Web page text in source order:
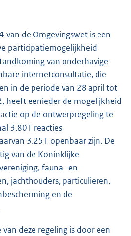
van de Omgevingswet is een
participatiemogelijkheid
van onderhavige
internetconsultatie, die
in de periode van 28 april tot
heeft eenieder de mogelijkheid
op de ontwerpregeling te
3.801 reacties
3.251 openbaar zijn. De
van de Koninklijke
fauna- en
jachthouders, particulieren,
en de
van deze regeling is door een